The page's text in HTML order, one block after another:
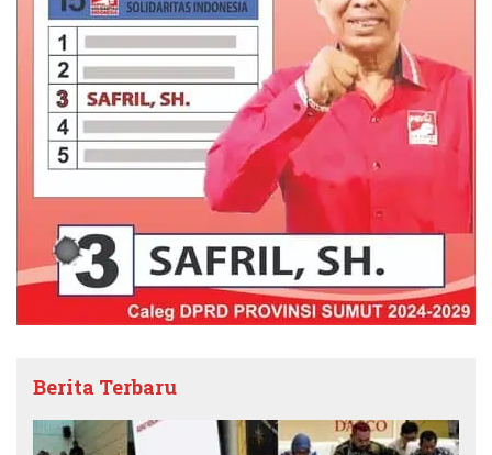
Berita Terbaru